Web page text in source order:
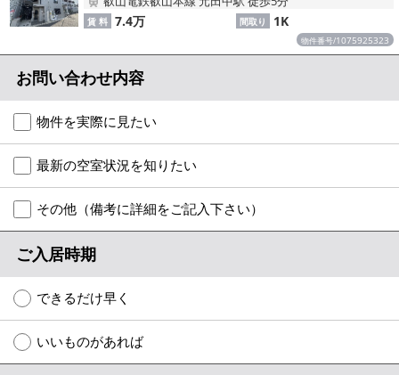
家族で住むならマンション？賃家？
一人暮らしの物件特集
ペット相談OKの賃貸！
特選物件
ハウスメーカー施工特集！
路線·駅から探す
IT重説について
スタッフ紹介
物件番号/1075925323
賃 料 7.4万 間取り 1K
お問い合わせ内容
物件を実際に見たい
最新の空室状況を知りたい
その他（備考に詳細をご記入下さい）
ご入居時期
できるだけ早く
いいものがあれば